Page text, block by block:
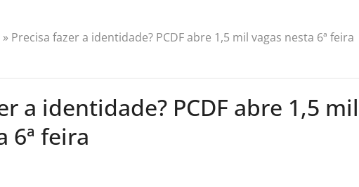
» Precisa fazer a identidade? PCDF abre 1,5 mil vagas nesta 6ª feira
a identidade? PCDF abre 1,5 mil
6ª feira